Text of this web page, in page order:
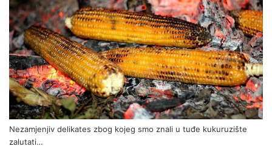
Nezamjenjiv delikates zbog kojeg smo znali u tuđe kukuruzište
zalutati…